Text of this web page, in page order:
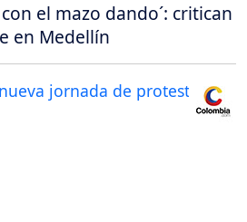
el mazo dando´: critican
en Medellín